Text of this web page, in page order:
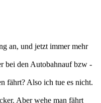
an, und jetzt immer mehr
bei den Autobahnauf bzw -
fährt? Also ich tue es nicht.
Aber wehe man fährt